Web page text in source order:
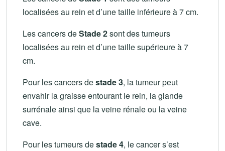
localisées au rein et d’une taille inférieure à 7 cm.
Les cancers deStade 2sont des tumeurs
localisées au rein et d’une taille supérieure à 7
cm.
Pour les cancers destade 3, la tumeur peut
envahir la graisse entourant le rein, la glande
surrénale ainsi que la veine rénale ou la veine
cave.
Pour les tumeurs destade 4, le cancer s’est